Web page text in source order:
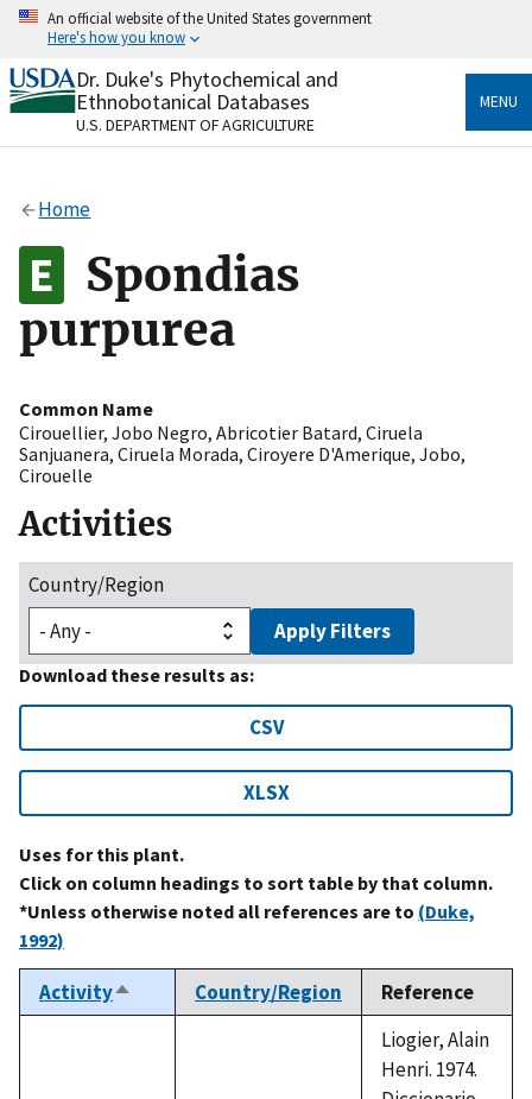
Skip
content
An official website of the United States government
Here's how you know
Official websites use .gov
A.govwebsite belongs to an official government
organization in the United States.
Alock
to the .gov website. Share sensitive information only
on official, secure websites.
Dr. Duke's Phytochemical and
Ethnobotanical Databases
U.S. DEPARTMENT OF AGRICULTURE
MENU
Home
Spondias
purpurea
Common Name
Cirouellier, Jobo Negro, Abricotier Batard, Ciruela
Sanjuanera, Ciruela Morada, Ciroyere D'Amerique, Jobo,
Cirouelle
Activities
Country/Region
Apply Filters
Download these results as:
CSV
XLSX
Uses for this plant.
Click on column headings to sort table by that column.
*Unless otherwise noted all references are to (Duke,
1992)
ActivitySort
descending
Country/Region Reference
Liogier, Alain
Henri. 1974.